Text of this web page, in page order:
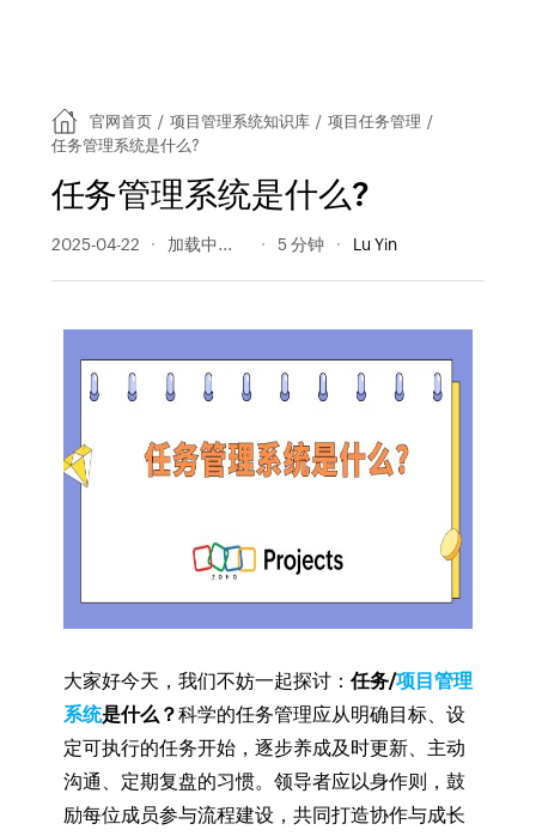
官网首页 / 项目管理系统知识库 / 项目任务管理 /
任务管理系统是什么?
任务管理系统是什么?
2025-04-22 149 阅读量 5 分钟 Lu Yin
大家好今天，我们不妨一起探讨： 任务/项目管理
系统是什么？科学的任务管理应从明确目标、设
定可执行的任务开始，逐步养成及时更新、主动
沟通、定期复盘的习惯。领导者应以身作则，鼓
励每位成员参与流程建设，共同打造协作与成长